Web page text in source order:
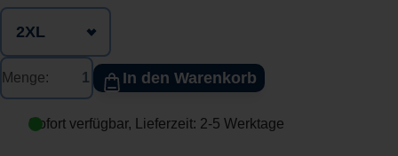
Menge: In den Warenkorb
Sofort verfügbar, Lieferzeit: 2-5 Werktage